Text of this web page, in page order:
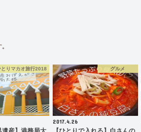
とりマカオ旅行2018 グルメ
2017.4.26